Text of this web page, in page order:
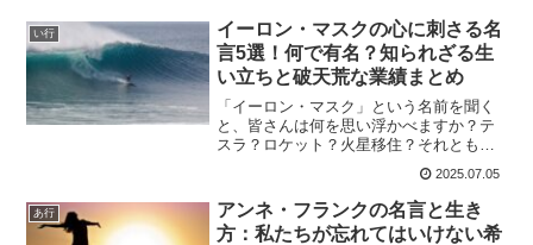
い行
イーロン・マスクの心に刺さる名
言5選！何で有名？知られざる生
い立ちと破天荒な業績まとめ
「イーロン・マスク」という名前を聞く
と、皆さんは何を思い浮かべますか？テ
スラ？ロケット？火星移住？それとも破
やYouTubeで『またイーロンが何か言っ
てる』くらいのイメージしかなかったん
です。でも、彼の言...
2025.07.05
あ行
アンネ・フランクの名言と生き
方：私たちが忘れてはいけない希